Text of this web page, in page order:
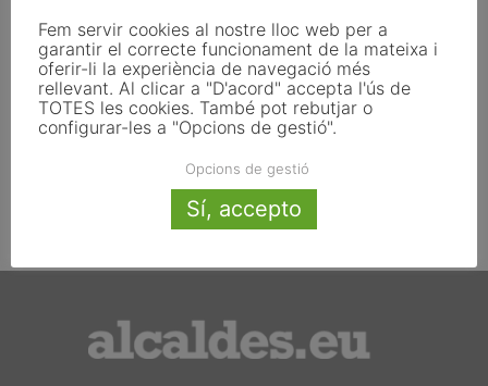
6 de maig del 2013
Fem servir cookies al nostre lloc web per a
garantir el correcte funcionament de la mateixa i
oferir-li la experiència de navegació més
rellevant. Al clicar a "D'acord" accepta l'ús de
TOTES les cookies. També pot rebutjar o
configurar-les a "Opcions de gestió".
Opcions de gestió
Sí, accepto